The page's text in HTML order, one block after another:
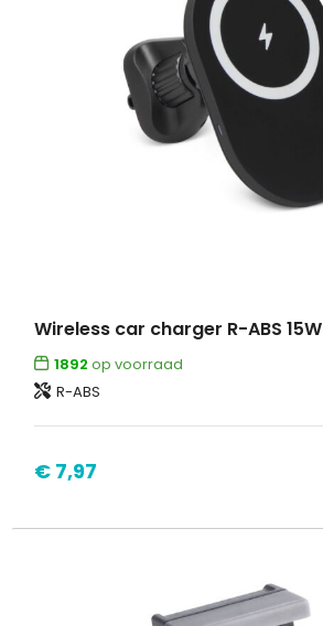
Wireless car charger R-ABS 15W
1892 op voorraad
R-ABS
€ 7,97